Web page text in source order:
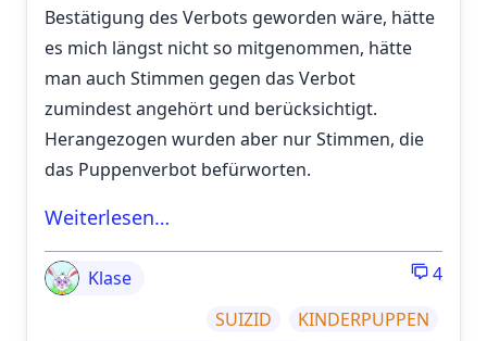
Bestätigung des Verbots geworden wäre, hätte
es mich längst nicht so mitgenommen, hätte
man auch Stimmen gegen das Verbot
zumindest angehört und berücksichtigt.
Herangezogen wurden aber nur Stimmen, die
das Puppenverbot befürworten.
Weiterlesen…
Klase
4
SUIZID
KINDERPUPPEN